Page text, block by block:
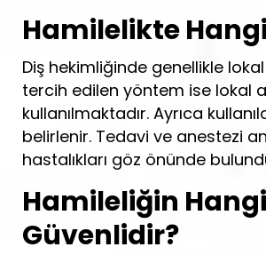
Hamilelikte
Diş hekimliğinde genellikle
tercih edilen yöntem ise lokal
kullanılmaktadır. Ayrıca
belirlenir. Tedavi ve anestezi
hastalıkları göz önünde
Hamileliğin
Güvenlidir?